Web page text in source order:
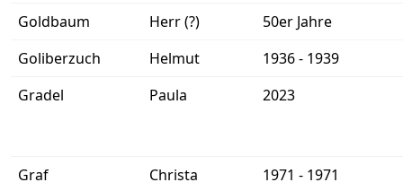
Goldbaum Herr (?)
50er Jahre
Goliberzuch
Helmut
1936 - 1939
Gradel
Paula 2023
Graf Christa
1971 - 1971